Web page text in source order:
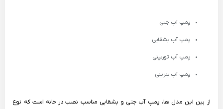
پمپ آب جتی
پمپ آب بشقابی
پمپ آب توربینی
پمپ آب بنزینی
از بین این مدل ها، پمپ آب جتی و بشقابی مناسب نصب در خانه است که نوع